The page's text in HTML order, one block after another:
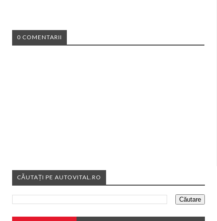
0 COMENTARII
CĂUTAȚI PE AUTOVITAL.RO